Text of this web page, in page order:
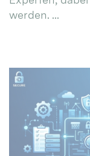
werden. ...